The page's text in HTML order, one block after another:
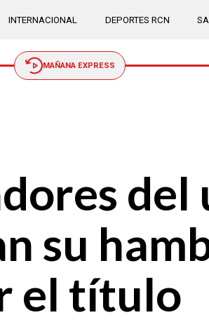
INTERNACIONAL DEPORTES RCN
MAÑANA EXPRESS
su
el título